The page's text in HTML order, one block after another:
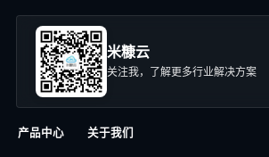
米糠云
关注我，了解更多行业解决方案
产品中心 关于我们